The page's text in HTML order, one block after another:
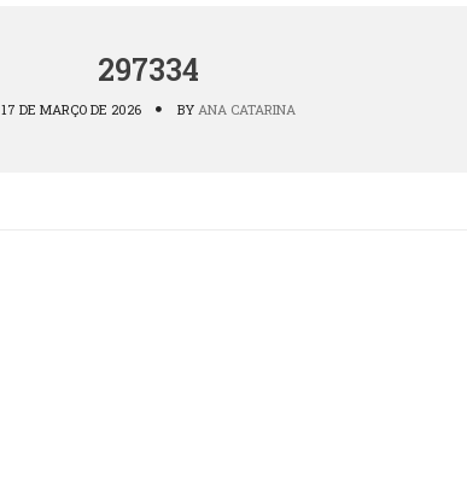
297334
17 DE MARÇO DE 2026 BY ANA CATARINA